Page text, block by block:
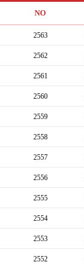
NO
2563
2562
2561
2560
2559
2558
2557
2556
2555
2554
2553
2552